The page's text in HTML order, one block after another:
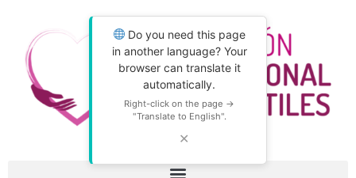
Do you need this page
in another language? Your
browser can translate it
automatically.
Right-click on the page →
"Translate to English".
✕